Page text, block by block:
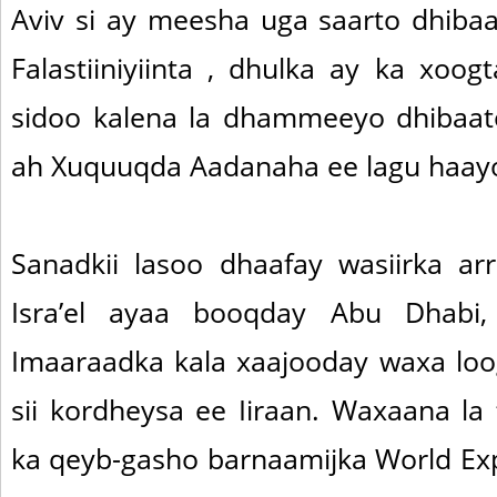
Aviv si ay meesha uga saarto
Falastiiniyiinta , dhulka ay ka
sidoo kalena la dhammeeyo
ah Xuquuqda Aadanaha ee lagu
Sanadkii lasoo dhaafay wasiirka
Isra’el ayaa booqday Abu
Imaaraadka kala xaajooday waxa
sii kordheysa ee Iiraan. Waxaana la
ka qeyb-gasho barnaamijka World